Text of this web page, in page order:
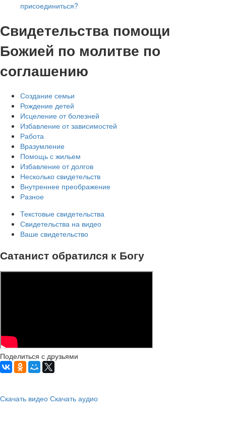
присоединиться?
Свидетельства помощи
Божией по молитве по
соглашению
Создание семьи
Рождение детей
Исцеление от болезней
Избавление от зависимостей
Работа
Вразумление
Помощь с жильем
Избавление от долгов
Несколько свидетельств
Внутреннее преображение
Разное
Текстовые свидетельства
Свидетельства на видео
Ваше свидетельство
Сатанист обратился к Богу
Поделиться с друзьями
Скачать видео Скачать аудио